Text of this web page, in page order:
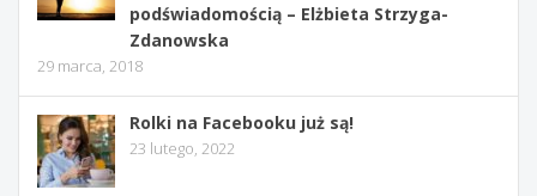
podświadomością – Elżbieta Strzyga-
Zdanowska
29 marca, 2018
Rolki na Facebooku już są!
23 lutego, 2022